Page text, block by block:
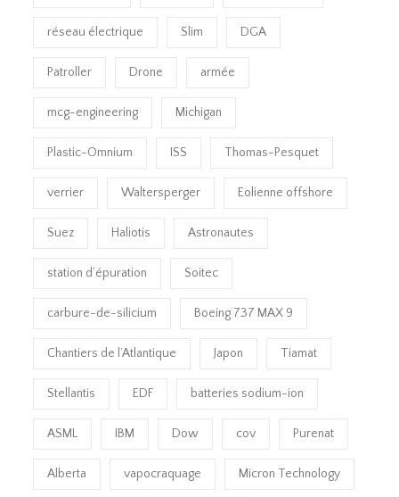
réseau électrique Slim DGA
Patroller Drone armée
mcg-engineering Michigan
Plastic-Omnium ISS Thomas-Pesquet
verrier Waltersperger Eolienne offshore
Suez Haliotis Astronautes
station d’épuration Soitec
carbure-de-silicium Boeing 737 MAX 9
Chantiers de l’Atlantique Japon Tiamat
Stellantis EDF batteries sodium-ion
ASML IBM Dow cov Purenat
Alberta vapocraquage Micron Technology